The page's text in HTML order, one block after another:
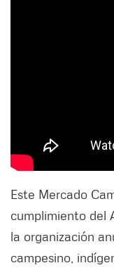
Este Mercado
cumplimiento del
la organización
campesino,